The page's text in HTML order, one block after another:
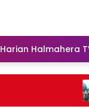
Harian Halmahera